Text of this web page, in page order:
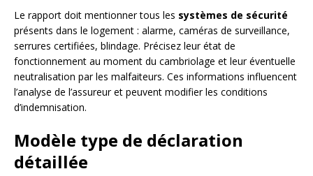
Le rapport doit mentionner tous les systèmes de sécurité
présents dans le logement : alarme, caméras de surveillance,
serrures certifiées, blindage. Précisez leur état de
fonctionnement au moment du cambriolage et leur éventuelle
neutralisation par les malfaiteurs. Ces informations influencent
l’analyse de l’assureur et peuvent modifier les conditions
d’indemnisation.
Modèle type de déclaration
détaillée